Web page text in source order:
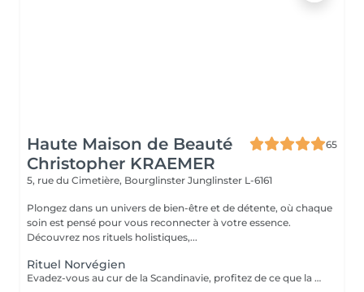
Haute Maison de Beauté
Christopher KRAEMER
65
5, rue du Cimetière, Bourglinster Junglinster L-6161
Plongez dans un univers de bien-être et de détente, où chaque
soin est pensé pour vous reconnecter à votre essence.
Découvrez nos rituels holistiques,...
Rituel Norvégien
Evadez-vous au cur de la Scandinavie, profitez de ce que la nature a, à vous offrir Une parenthèse végétale très inspirante pour déconnecter et se reconnecter Véritable moment de relaxation complète. Sauna infrarouge, Massage shiatsu, bol d'air jacquier, douche. Onction du huiles précieuses, hammam crânien et facial, bains rythmés avec méditation guidée, exercices de sophrologie, shampooing, pose de masque et massage crânien, rituel de la cascade, rinçage à l'infusion de plantes et pulvérisation d'hydrolats qui clôturent le soin. Ne comprend pas le séchage des cheveux.